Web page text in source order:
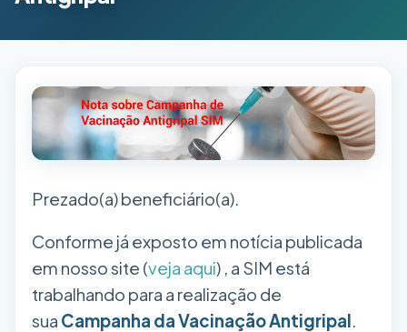
Prezado(a) beneficiário(a).
Conforme já exposto em notícia publicada
em nosso site (veja aqui) , a SIM está
trabalhando para a realização de
sua Campanha da Vacinação Antigripal